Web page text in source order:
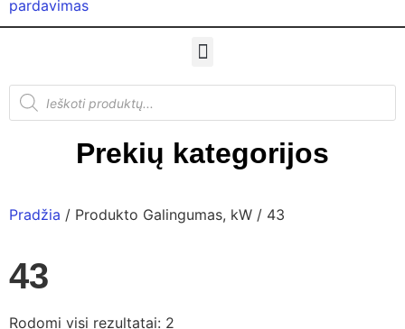
Prekių kategorijos
Pradžia / Produkto Galingumas, kW / 43
43
Rodomi visi rezultatai: 2